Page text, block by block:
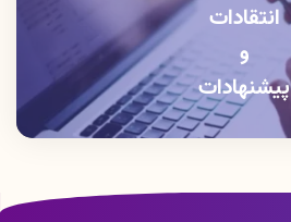
انتقادات
و
پیشنهادات